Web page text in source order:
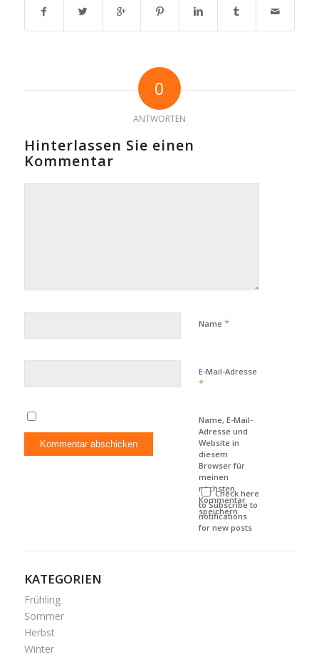
0
ANTWORTEN
Hinterlassen Sie einen
Kommentar
Name *
E-Mail-Adresse
*
Name, E-Mail-
Adresse und
Website in
diesem
Browser für
meinen
nächsten
Kommentar
speichern.
Check here
to Subscribe to
notifications
for new posts
KATEGORIEN
Frühling
Sommer
Herbst
Winter